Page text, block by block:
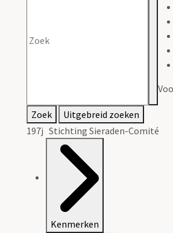
Zoek
Uitgebreid zoeken
197j Stichting Sieraden-Comité
Kenmerken